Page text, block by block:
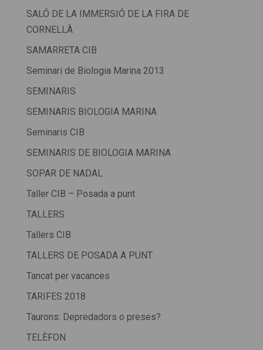
SALÓ DE LA IMMERSIÓ DE LA FIRA DE
CORNELLÀ
SAMARRETA CIB
Seminari de Biologia Marina 2013
SEMINARIS
SEMINARIS BIOLOGIA MARINA
Seminaris CIB
SEMINARIS DE BIOLOGIA MARINA
SOPAR DE NADAL
Taller CIB – Posada a punt
TALLERS
Tallers CIB
TALLERS DE POSADA A PUNT
Tancat per vacances
TARIFES 2018
Taurons: Depredadors o preses?
TELÈFON